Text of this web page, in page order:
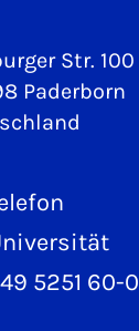
Str. 100
Paderborn
5251 60-0